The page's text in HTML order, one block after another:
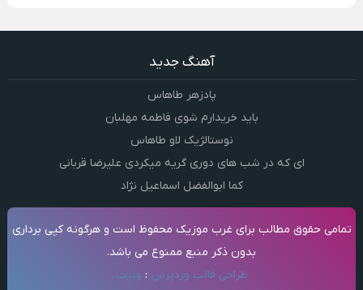
آهنگ جدید
پادزهر طاهاس
باید خریدارم شوی فاطمه مهلبان
نوستالژیک لاو طاهاس
ای که در شب های دوری گریه میکردی علیرضا قربانی
کما ابوالفضل اسماعیل نژاد
تمامی حقوق مطالب برای غرب موزیک محفوظ است و هرگونه کپی برداری
بدون ذکر منبع ممنوع می باشد.
طراحی قالب وردپرس : وبیت